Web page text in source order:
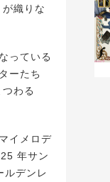
織りな
っている
ーたち
わる
イメロデ
年サン
ルデンレ